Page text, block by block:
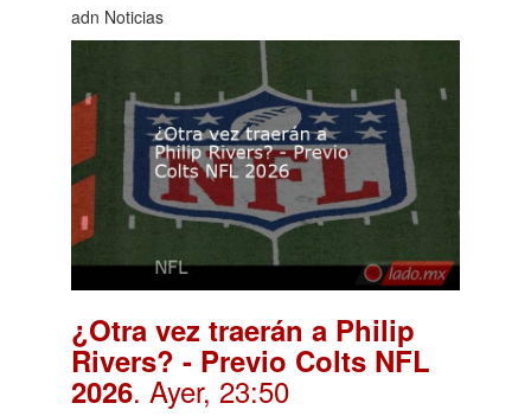
adn Noticias
¿Otra vez traerán a Philip
Rivers? - Previo Colts NFL
2026. Ayer, 23:50